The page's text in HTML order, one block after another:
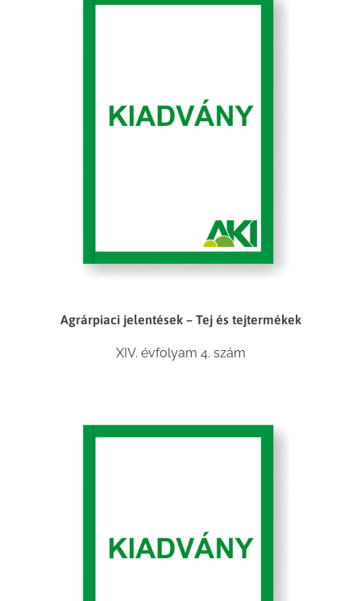
Agrárpiaci jelentések – Tej és tejtermékek
XIV. évfolyam 4. szám